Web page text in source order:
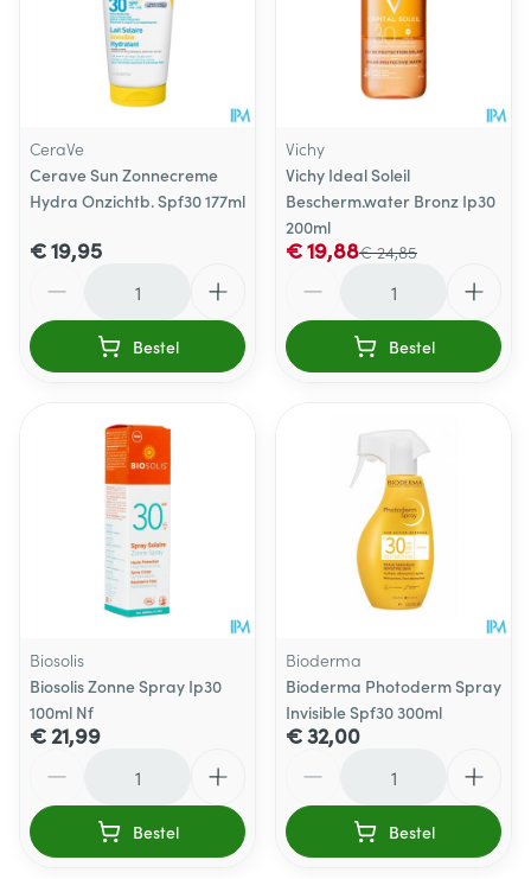
CeraVe
Cerave Sun Zonnecreme
Hydra Onzichtb. Spf30 177ml
€ 19,95
Bestel
Vichy
Vichy Ideal Soleil
Bescherm.water Bronz Ip30
200ml
€ 24,85
€ 19,88
Bestel
Biosolis
Biosolis Zonne Spray Ip30
100ml Nf
€ 21,99
Bestel
Bioderma
Bioderma Photoderm Spray
Invisible Spf30 300ml
€ 32,00
Bestel